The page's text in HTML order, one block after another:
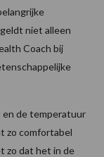
niet alleen
Coach bij
en de temperatuur
zo comfortabel
zo dat het in de